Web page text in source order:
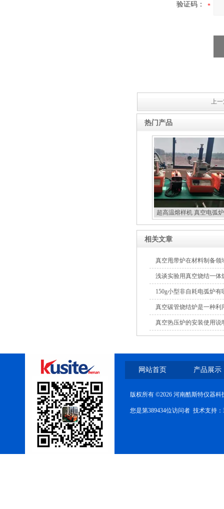
验证码：
上
热门产品
超高温熔样机 真空电弧
相关文章
真空甩带炉在材料制备领
浅谈实验用真空烧结一体
150g小型非自耗电弧炉有
真空碳管烧结炉是一种
真空热压炉的安装使用说
网站首页 产品展示
版权所有 ©2026 河南酷斯特仪器
您是第389434位访问者 技术支持：